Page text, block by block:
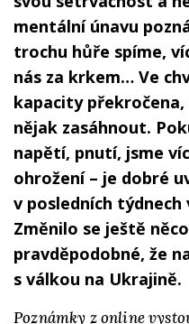
mentální únavu
trochu hůře spíme,
nás za krkem… Ve
kapacity
nějak zasáhnout.
napětí, pnutí, jsme
ohrožení – je dobré
v posledních
Změnilo se ještě
pravděpodobné, že
s válkou na Ukrajině.
Poznámky z online